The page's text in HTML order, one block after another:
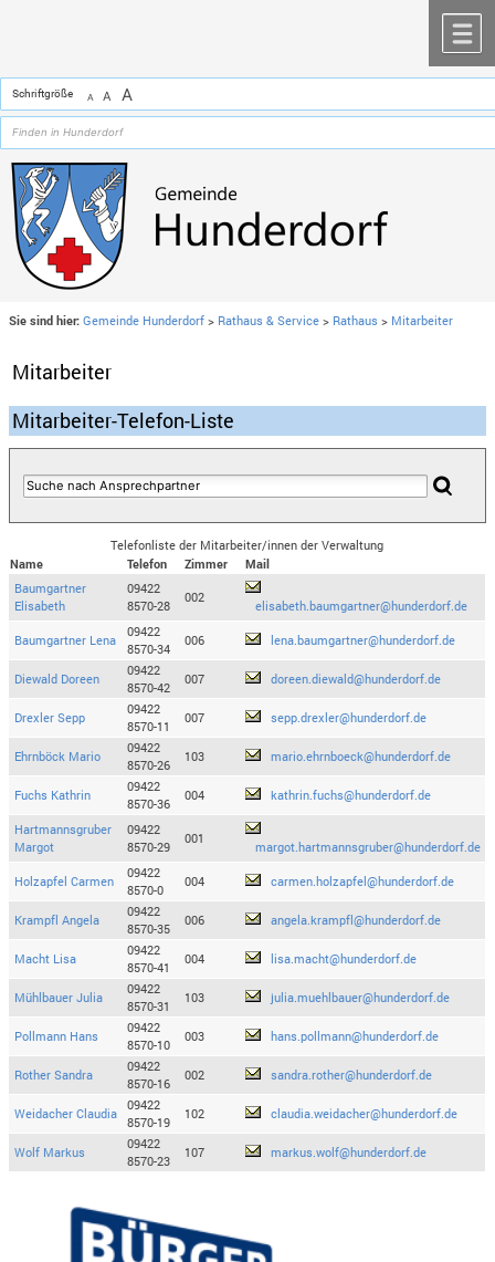
Schriftgröße A A A
Sie sind hier: Gemeinde Hunderdorf > Rathaus & Service > Rathaus > Mitarbeiter
Mitarbeiter
Mitarbeiter-Telefon-Liste
Telefonliste der Mitarbeiter/innen der Verwaltung
Name
Telefon Zimmer
Mail
Baumgartner
Elisabeth
09422
8570-28
002
elisabeth.baumgartner@hunderdorf.de
Baumgartner Lena
09422
8570-34
006 lena.baumgartner@hunderdorf.de
Diewald Doreen
09422
8570-42
007 doreen.diewald@hunderdorf.de
Drexler Sepp
09422
8570-11
007 sepp.drexler@hunderdorf.de
Ehrnböck Mario
09422
8570-26
103 mario.ehrnboeck@hunderdorf.de
Fuchs Kathrin
09422
8570-36
004 kathrin.fuchs@hunderdorf.de
Hartmannsgruber
Margot
09422
8570-29
001
margot.hartmannsgruber@hunderdorf.de
Holzapfel Carmen
09422
8570-0
004 carmen.holzapfel@hunderdorf.de
Krampfl Angela
09422
8570-35
006 angela.krampfl@hunderdorf.de
Macht Lisa
09422
8570-41
004 lisa.macht@hunderdorf.de
Mühlbauer Julia
09422
8570-31
103 julia.muehlbauer@hunderdorf.de
Pollmann Hans
09422
8570-10
003 hans.pollmann@hunderdorf.de
Rother Sandra
09422
8570-16
002 sandra.rother@hunderdorf.de
Weidacher Claudia
09422
8570-19
102 claudia.weidacher@hunderdorf.de
Wolf Markus
09422
8570-23
107 markus.wolf@hunderdorf.de